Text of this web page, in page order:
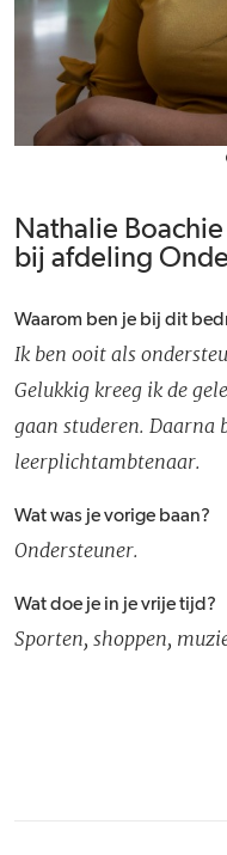
Nathalie
bij afdeling
Waarom ben je bij dit
Ik ben ooit als
Gelukkig kreeg ik de
gaan studeren. Daarna
leerplichtambtenaar.
Wat was je vorige baan?
Ondersteuner.
Wat doe je in je vrije tijd?
Sporten, shoppen,